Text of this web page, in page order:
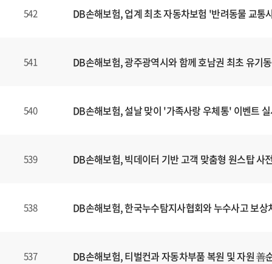
542 DB손해보험, 업계 최초 자동차보험 '반려동물 교통
541 DB손해보험, 광주광역시와 함께 호남권 최초 유기
540 DB손해보험, 설날 맞이 '가족사랑 우체통' 이벤트
539 DB손해보험, 빅데이터 기반 고객 맞춤형 원스탑
538 DB손해보험, 한국누수탐지사협회와 누수사고 보
537 DB손해보험, 티벌컨과 자동차부품 복원 및 자원 善